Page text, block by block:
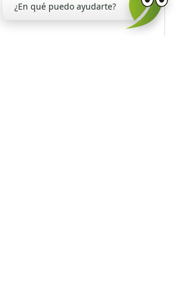
¿En qué puedo ayudarte?